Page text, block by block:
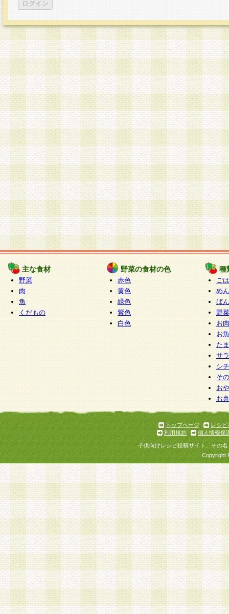
主な食材
野菜
肉
魚
くだもの
野菜の食材の色
赤色
黄色
緑色
紫色
白色
種
ご
めん
ぱん
野
お
お
た
サ
シ
そ
お
お
トップページ
レシピ
利用規約
個人情報保
子供向けレシピ投稿サイト、その
Copyright